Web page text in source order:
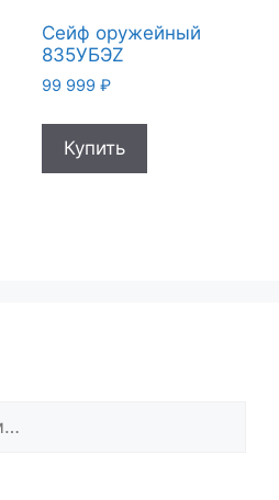
Сейф оружейный
835УБЭZ
99 999 ₽
Купить